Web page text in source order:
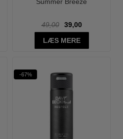
49,00
39,00
LÆS MERE
-67%